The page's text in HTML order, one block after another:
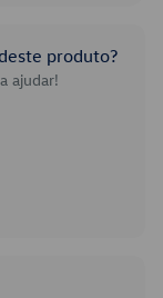
produto?
ajudar!